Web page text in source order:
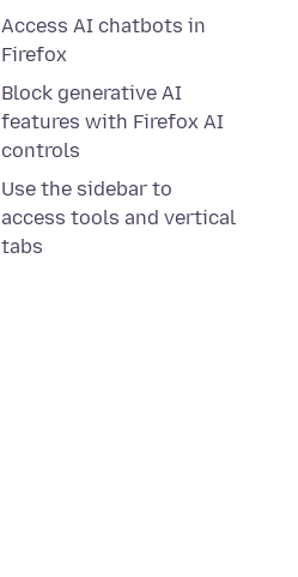
Access AI chatbots in
Firefox
Block generative AI
features with Firefox AI
controls
Use the sidebar to
access tools and vertical
tabs